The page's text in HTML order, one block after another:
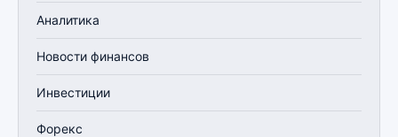
Аналитика
Новости финансов
Инвестиции
Форекс